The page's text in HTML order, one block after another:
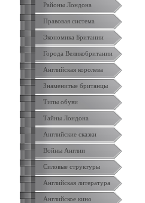
Районы Лондона
Правовая система
Экономика Британии
Города Великобритании
Английская королева
Знаменитые британцы
Типы обуви
Тайны Лондона
Английские сказки
Войны Англии
Силовые структуры
Английская литература
Английское кино